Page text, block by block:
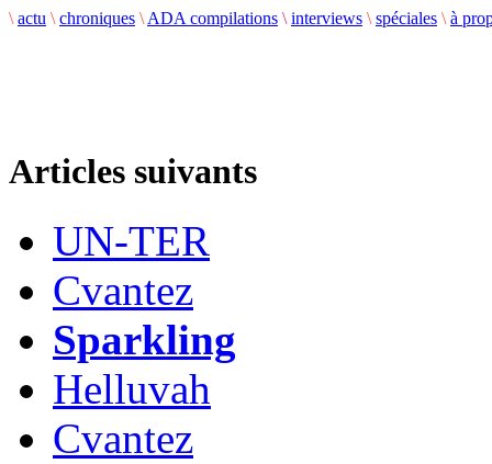
\ actu \ chroniques \ ADA compilations \ interviews \ spéciales \ à
Articles suivants
UN-TER
Cvantez
Sparkling
Helluvah
Cvantez